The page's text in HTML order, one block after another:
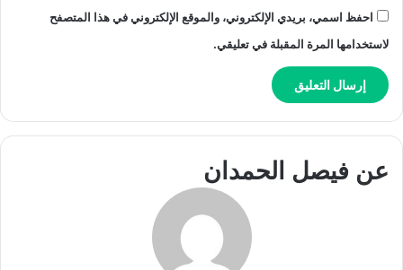
احفظ اسمي، بريدي الإلكتروني، والموقع الإلكتروني في هذا المتصفح
لاستخدامها المرة المقبلة في تعليقي.
عن فيصل الحمدان